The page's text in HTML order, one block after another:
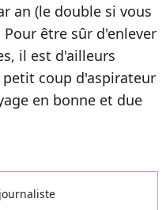
an (le double si vous
être sûr d'enlever
il est d'ailleurs
coup d'aspirateur
en bonne et due
journaliste